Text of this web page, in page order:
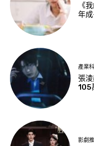
《
年
產業
張
105
影劇